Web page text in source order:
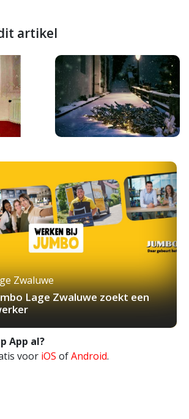
artikel
Zwaluwe
Lage Zwaluwe zoekt een
App al?
voor iOS ofAndroid.